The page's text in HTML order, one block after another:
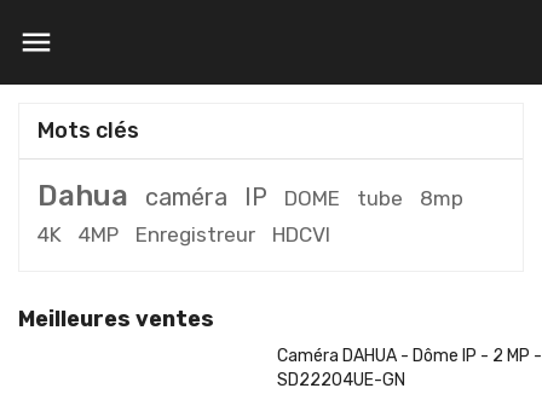

Mots clés
Dahua caméra IP DOME tube
8mp
4K
4MP Enregistreur HDCVI
Meilleures ventes
Caméra DAHUA - Dôme IP - 2 MP -
SD22204UE-GN